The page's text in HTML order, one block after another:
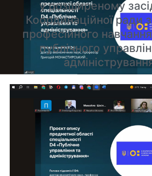
у розширеному
Координаційної ради
професійного
публічного